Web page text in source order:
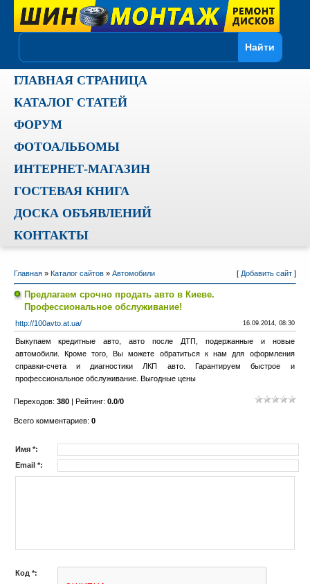
ГЛАВНАЯ СТРАНИЦА
КАТАЛОГ СТАТЕЙ
ФОРУМ
ФОТОАЛЬБОМЫ
ИНТЕРНЕТ-МАГАЗИН
ГОСТЕВАЯ КНИГА
ДОСКА ОБЪЯВЛЕНИЙ
КОНТАКТЫ
Главная» Каталог сайтов» Автомобили [ Добавить сайт]
Предлагаем срочно продать авто в Киеве.
Профессиональное обслуживание!
http://100avto.at.ua/ 16.09.2014, 08:30
Выкупаем кредитные авто, авто после ДТП, подержанные и новые
автомобили. Кроме того, Вы можете обратиться к нам для оформления
справки-счета и диагностики ЛКП авто. Гарантируем быстрое и
профессиональное обслуживание. Выгодные цены
Переходов: 380| Рейтинг: 0.0/0
Всего комментариев: 0
Имя *:
Email *:
Код *: